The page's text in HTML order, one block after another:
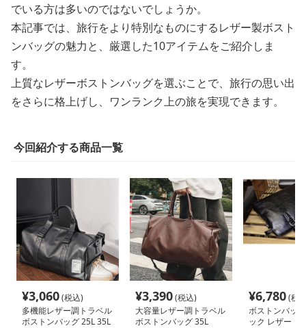
でいる方は多いのではないでしょうか。
本記事では、旅行をより特別なものにするレザー製ボスト
ンバッグの魅力と、厳選した10アイテムをご紹介しま
す。
上質なレザーボストンバッグを選ぶことで、旅行の思い出
をさらに格上げし、ワンランク上の旅を実現できます。
今回紹介する商品一覧
¥3,060(税込)
多機能レザー調トラベル
ボストンバッグ 25L 35L
¥3,390(税込)
大容量レザー調トラベル
ボストンバッグ 35L
¥6,780(税
ボストンバッ
ック レザー ビ